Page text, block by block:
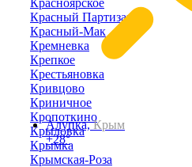
Алупка,Крым
+28°
Красный Партизан
Красный-Мак
Кремневка
Крепкое
Крестьяновка
Кривцово
Криничное
Кропоткино
Крыловка
Крымка
Крымская-Роза